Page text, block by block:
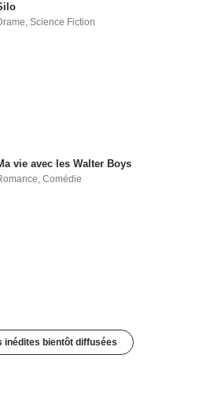
,Science Fiction
vie avec les Walter Boys
,Comédie
inédites bientôt diffusées